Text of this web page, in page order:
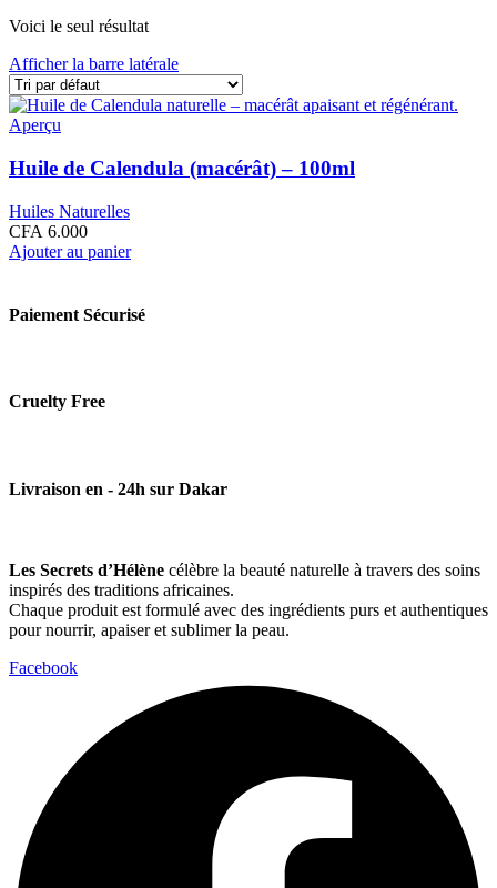
Voici le seul résultat
Afficher la barre latérale
Aperçu
Huile de Calendula (macérât) – 100ml
Huiles Naturelles
CFA 6.000
Ajouter au panier
Paiement Sécurisé
Cruelty Free
Livraison en - 24h sur Dakar
Les Secrets d’Hélène célèbre la beauté naturelle à travers des soins
inspirés des traditions africaines.
Chaque produit est formulé avec des ingrédients purs et authentiques
pour nourrir, apaiser et sublimer la peau.
Facebook